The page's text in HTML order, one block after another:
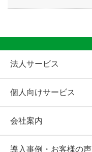
法人サービス
個人向けサービス
会社案内
導入事例・お客様の声